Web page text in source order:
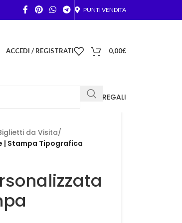
PUNTI VENDITA
ACCEDI / REGISTRATI 0,00€
FOTO REGALI
da Visita/
| Stampa Tipografica